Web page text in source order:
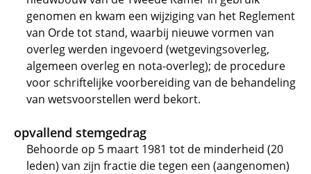
genomen en kwam een wijziging van het Reglement
van Orde tot stand, waarbij nieuwe vormen van
overleg werden ingevoerd (wetgevingsoverleg,
algemeen overleg en nota-overleg); de procedure
voor schriftelijke voorbereiding van de behandeling
van wetsvoorstellen werd bekort.
opvallend stemgedrag
Behoorde op 5 maart 1981 tot de minderheid (20
leden) van zijn fractie die tegen een (aangenomen)